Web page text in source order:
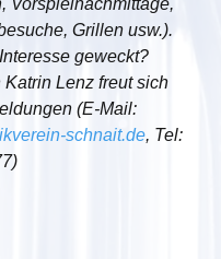
Vorspielnachmittage,
Grillen usw.).
geweckt?
Lenz freut sich
(E-Mail:
schnait.de, Tel: